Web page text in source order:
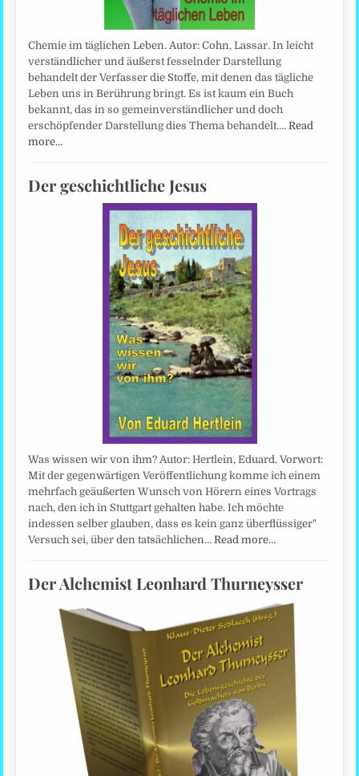
Chemie im täglichen Leben. Autor: Cohn, Lassar. In leicht
verständlicher und äußerst fesselnder Darstellung
behandelt der Verfasser die Stoffe, mit denen das tägliche
Leben uns in Berührung bringt. Es ist kaum ein Buch
bekannt, das in so gemeinverständlicher und doch
erschöpfender Darstellung dies Thema behandelt.…Read
more…
Der geschichtliche Jesus
Was wissen wir von ihm? Autor: Hertlein, Eduard. Vorwort:
Mit der gegenwärtigen Veröffentlichung komme ich einem
mehrfach geäußerten Wunsch von Hörern eines Vortrags
nach, den ich in Stuttgart gehalten habe. Ich möchte
indessen selber glauben, dass es kein ganz überflüssiger"
Versuch sei, über den tatsächlichen…Read more…
Der Alchemist Leonhard Thurneysser